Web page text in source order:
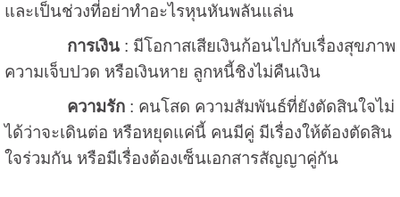
และเป็นช่วงที่อย่าทำอะไรหุนหันพลันแล่น
การเงิน: มีโอกาสเสียเงินก้อนไปกับเรื่องสุขภาพ
ความเจ็บปวด หรือเงินหาย ลูกหนี้ชิงไม่คืนเงิน
ความรัก: คนโสด ความสัมพันธ์ที่ยังตัดสินใจไม่
ได้ว่าจะเดินต่อ หรือหยุดแค่นี้ คนมีคู่ มีเรื่องให้ต้องตัดสิน
ใจร่วมกัน หรือมีเรื่องต้องเซ็นเอกสารสัญญาคู่กัน